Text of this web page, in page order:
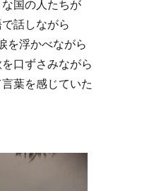
国の人たちが
話しながら
を浮かべながら
口ずさみながら
葉を感じていた